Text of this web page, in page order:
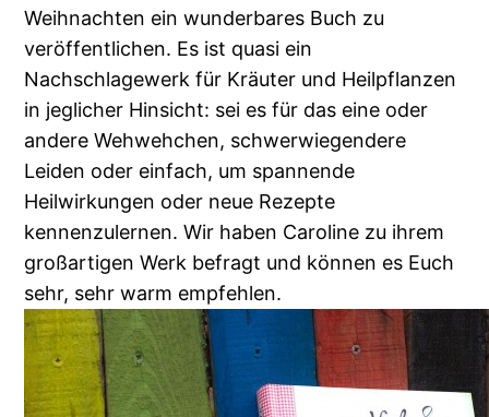
Weihnachten ein wunderbares Buch zu
veröffentlichen. Es ist quasi ein
Nachschlagewerk für Kräuter und Heilpflanzen
in jeglicher Hinsicht: sei es für das eine oder
andere Wehwehchen, schwerwiegendere
Leiden oder einfach, um spannende
Heilwirkungen oder neue Rezepte
kennenzulernen. Wir haben Caroline zu ihrem
großartigen Werk befragt und können es Euch
sehr, sehr warm empfehlen.